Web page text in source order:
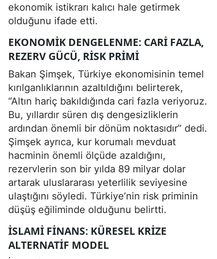
ekonomik istikrarı kalıcı hale getirmek
olduğunu ifade etti.
EKONOMIK DENGELENME: CARI FAZLA,
REZERV GÜCÜ, RISK PRIMI
Bakan Şimşek, Türkiye ekonomisinin temel
kırılganlıklarının azaltıldığını belirterek,
“Altın hariç bakıldığında cari fazla veriyoruz.
Bu, yıllardır süren dış dengesizliklerin
ardından önemli bir dönüm noktasıdır” dedi.
Şimşek ayrıca, kur korumalı mevduat
hacminin önemli ölçüde azaldığını,
rezervlerin son bir yılda 89 milyar dolar
artarak uluslararası yeterlilik seviyesine
ulaştığını söyledi. Türkiye’nin risk priminin
düşüş eğiliminde olduğunu belirtti.
İSLAMI FINANS: KÜRESEL KRIZE
ALTERNATIF MODEL